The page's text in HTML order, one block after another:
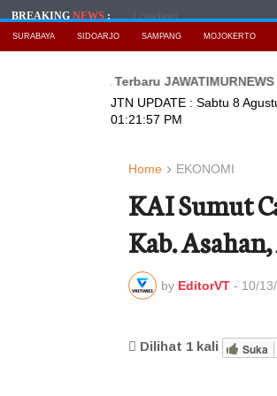
BREAKINGNEWS: Loading...
SURABAYA SIDOARJO SAMPANG MOJOKERTO
Berita Terbaru JAWATIMURNEWS Peringati
JTN UPDATE : Sabtu 8
01:21:59 PM
Home EKONOMI
KAI Sumut
Kab.
by EditorVT - 10/
Dilihat 1 kali Suka